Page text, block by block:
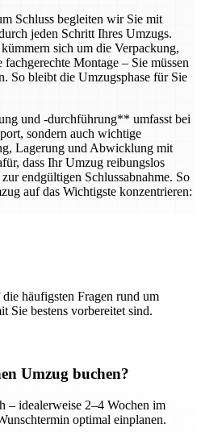
Schluss begleiten wir Sie mit
jeden Schritt Ihres Umzugs.
sich um die Verpackung,
Montage – Sie müssen
So bleibt die Umzugsphase für Sie
und -durchführung** umfasst bei
sondern auch wichtige
Lagerung und Abwicklung mit
dass Ihr Umzug reibungslos
endgültigen Schlussabnahme. So
auf das Wichtigste konzentrieren:
häufigsten Fragen rund um
Sie bestens vorbereitet sind.
Umzug buchen?
– idealerweise 2–4 Wochen im
optimal einplanen.